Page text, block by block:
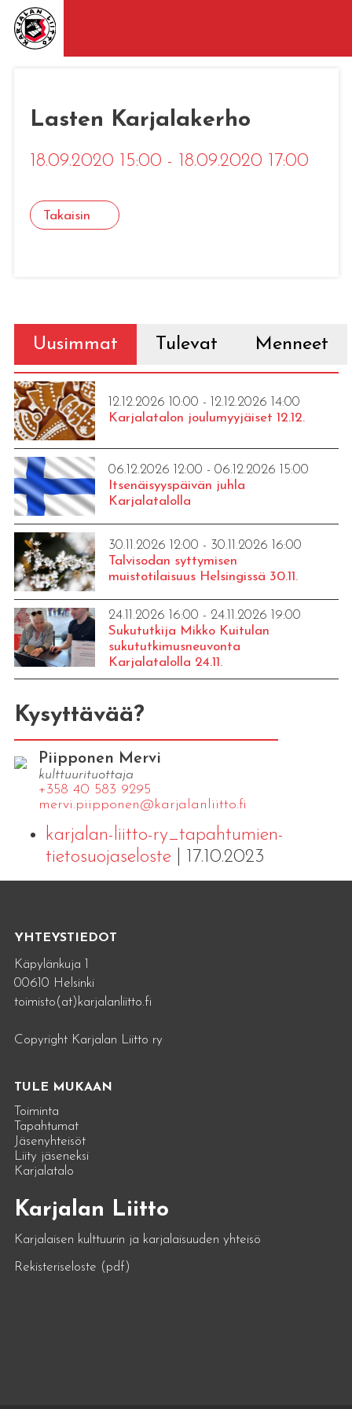
Lasten Karjalakerho
18.09.2020 15:00 - 18.09.2020 17:00
Takaisin
Uusimmat Tulevat Menneet
12.12.2026 10:00 - 12.12.2026 14:00
Karjalatalon joulumyyjäiset 12.12.
06.12.2026 12:00 - 06.12.2026 15:00
Itsenäisyyspäivän juhla
Karjalatalolla
30.11.2026 12:00 - 30.11.2026 16:00
Talvisodan syttymisen
muistotilaisuus Helsingissä 30.11.
24.11.2026 16:00 - 24.11.2026 19:00
Sukututkija Mikko Kuitulan
sukututkimusneuvonta
Karjalatalolla 24.11.
Kysyttävää?
Piipponen Mervi
kulttuurituottaja
+358 40 583 9295
mervi.​piipponen@​kar​jala​nlii​tto.​fi
karjalan-liitto-ry_tapahtumien-
tietosuojaseloste| 17.10.2023
YHTEYSTIEDOT
Käpylänkuja 1
00610 Helsinki
toimisto(at)karjalanliitto.fi
Copyright Karjalan Liitto ry
TULE MUKAAN
Toiminta
Tapahtumat
Jäsenyhteisöt
Liity jäseneksi
Karjalatalo
Karjalan Liitto
Karjalaisen kulttuurin ja karjalaisuuden yhteisö
Rekisteriseloste (pdf)